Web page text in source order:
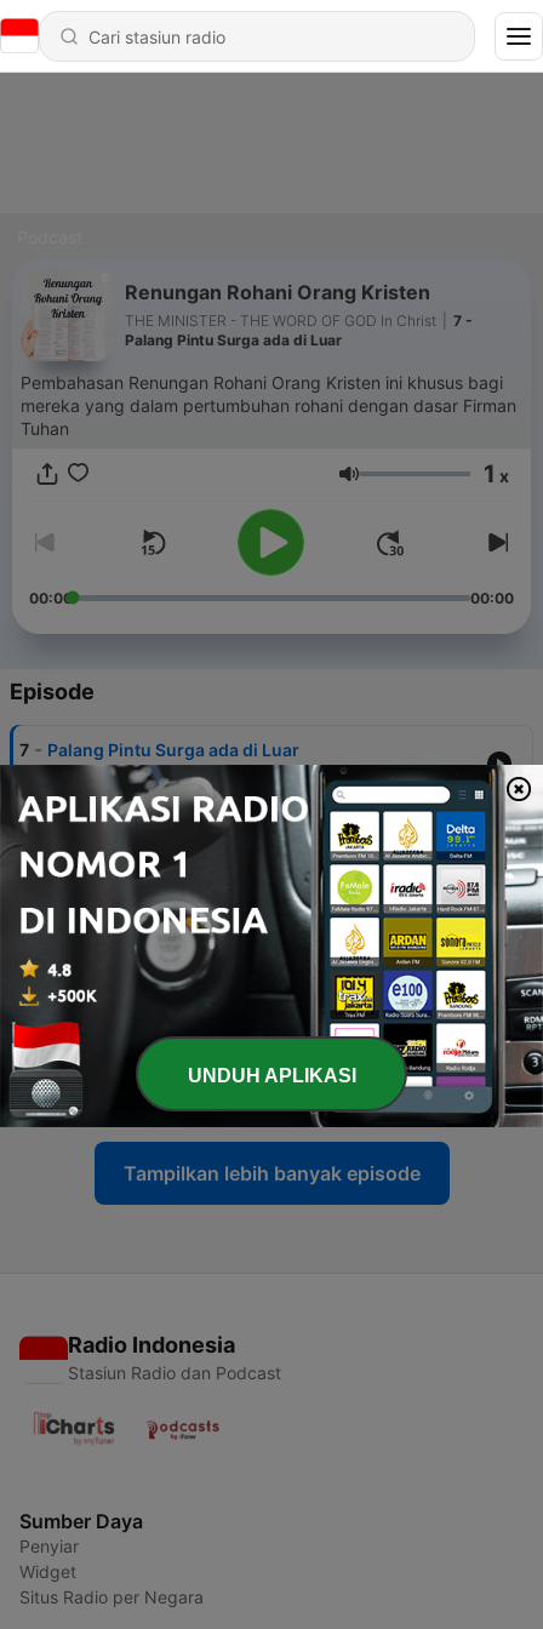
Renungan Rohani Orang Kristen
THE MINISTER - THE WORD OF GOD In Christ
7 -
Palang Pintu Surga ada di Luar
Pembahasan Renungan Rohani Orang Kristen ini khusus bagi
mereka yang dalam pertumbuhan rohani dengan dasar Firman
Tuhan
Volume 1 x
00:00 00:00
Episode
7 - Palang Pintu Surga ada di Luar
04 Jun 2020
6 - Tuhan Yesus Mati bagi Kita
04 Jun 2020
5 - Iman yang menyelamatkan perempuan Kafir
18 Mei 2020
4 - Kenajisan Hati
18 Mei 2020
3 - Domba Tanpa Gembala
17 Mei 2020
Tampilkan lebih banyak episode
Radio Indonesia
Stasiun Radio dan Podcast
Sumber Daya
Penyiar
Widget
Situs Radio per Negara
UNDUH APLIKASI